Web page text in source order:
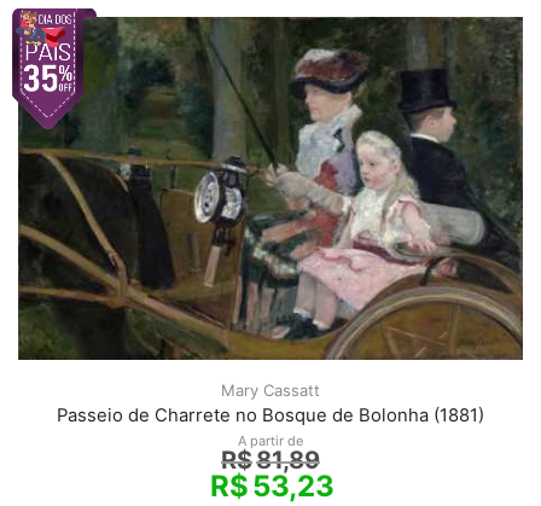
Mary Cassatt
Passeio de Charrete no Bosque de Bolonha (1881)
A partir de
R$81,89
R$53,23